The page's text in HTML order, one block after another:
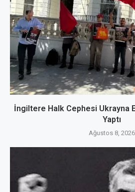
İngiltere Halk Cephesi Ukrayna
Yaptı
Ağustos 8, 2026